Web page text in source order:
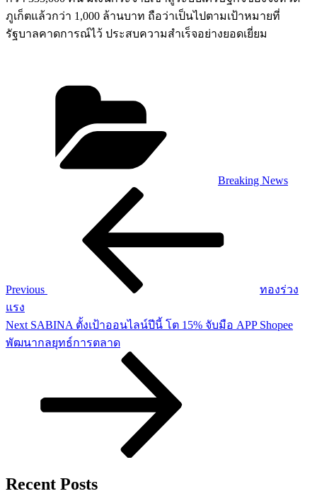
ภูเก็ตแล้วกว่า 1,000 ล้านบาท ถือว่าเป็นไปตามเป้าหมายที่
รัฐบาลคาดการณ์ไว้ ประสบความสำเร็จอย่างยอดเยี่ยม
Breaking News
Previous
ทองร่วง
แรง
Next
Post
Next SABINA ตั้งเป้าออนไลน์ปีนี้ โต 15% จับมือ APP Shopee
พัฒนากลยุทธ์การตลาด
Recent Posts